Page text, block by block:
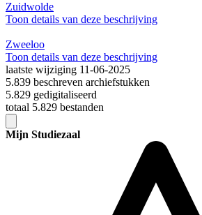
Zuidwolde
Toon details van deze beschrijving
Zweeloo
Toon details van deze beschrijving
laatste wijziging 11-06-2025
5.839 beschreven archiefstukken
5.829 gedigitaliseerd
totaal 5.829 bestanden
Mijn Studiezaal